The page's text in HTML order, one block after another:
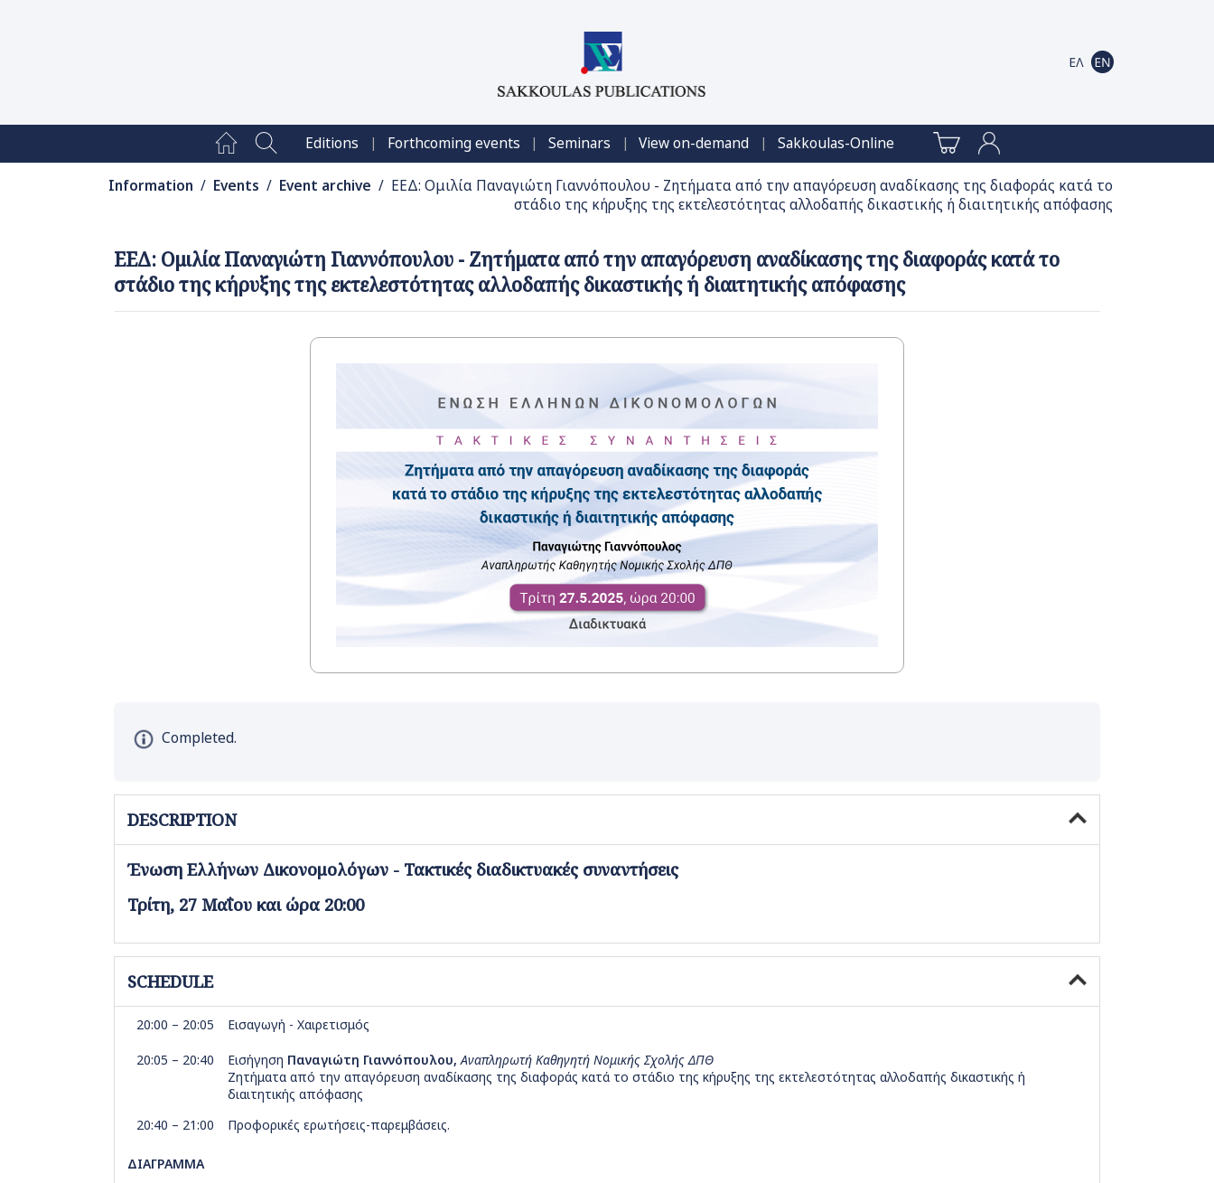
Editions | Forthcoming events | Seminars | View on-demand | Sakkoulas-Online
Information / Events / Event archive / ΕΕΔ: Ομιλία Παναγιώτη Γιαννόπουλου - Ζητήματα από την απαγόρευση αναδίκασης της διαφοράς κατά το
στάδιο της κήρυξης της εκτελεστότητας αλλοδαπής δικαστικής ή διαιτητικής απόφασης
ΕΕΔ: Ομιλία Παναγιώτη Γιαννόπουλου - Ζητήματα από την απαγόρευση αναδίκασης της διαφοράς κατά το
στάδιο της κήρυξης της εκτελεστότητας αλλοδαπής δικαστικής ή διαιτητικής απόφασης
Completed.
DESCRIPTION
Ένωση Ελλήνων Δικονομολόγων - Τακτικές διαδικτυακές συναντήσεις
Τρίτη, 27 Μαΐου και ώρα 20:00
SCHEDULE
20:00 – 20:05 Εισαγωγή - Χαιρετισμός
20:05 – 20:40 Εισήγηση Παναγιώτη Γιαννόπουλου, Αναπληρωτή Καθηγητή Νομικής Σχολής ΔΠΘ
Ζητήματα από την απαγόρευση αναδίκασης της διαφοράς κατά το στάδιο της κήρυξης της εκτελεστότητας αλλοδαπής δικαστικής ή
διαιτητικής απόφασης
20:40 – 21:00
Προφορικές ερωτήσεις-παρεμβάσεις.
ΔΙΑΓΡΑΜΜΑ